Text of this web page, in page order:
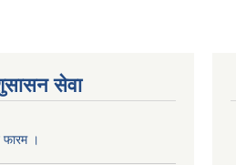
सेवा
फारम ।